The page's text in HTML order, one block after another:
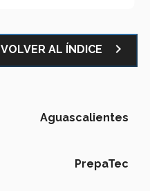
VOLVER AL ÍNDICE navigate_next
Aguascalientes
PrepaTec